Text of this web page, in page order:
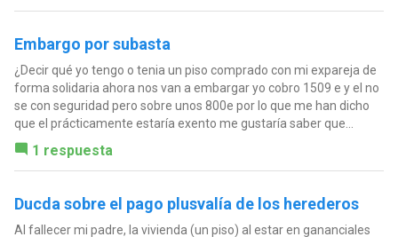
Embargo por subasta
¿Decir qué yo tengo o tenia un piso comprado con mi expareja de
forma solidaria ahora nos van a embargar yo cobro 1509 e y el no
se con seguridad pero sobre unos 800e por lo que me han dicho
que el prácticamente estaría exento me gustaría saber que...
1 respuesta
Ducda sobre el pago plusvalía de los herederos
Al fallecer mi padre, la vivienda (un piso) al estar en gananciales